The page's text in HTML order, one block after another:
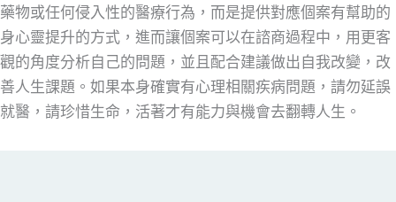
藥物或任何侵入性的醫療行為，而是提供對應個案有幫助的
身心靈提升的方式，進而讓個案可以在諮商過程中，用更客
觀的角度分析自己的問題，並且配合建議做出自我改變，改
善人生課題。如果本身確實有心理相關疾病問題，請勿延誤
就醫，請珍惜生命，活著才有能力與機會去翻轉人生。